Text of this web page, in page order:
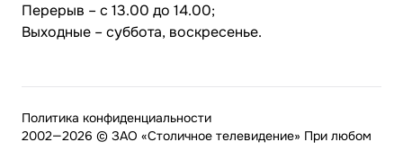
Перерыв – с 13.00 до 14.00;
Выходные – суббота, воскресенье.
2002—2026 © ЗАО «Столичное телевидение» При любом
Политика конфиденциальности